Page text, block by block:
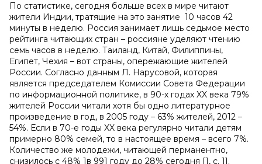
По статистике, сегодня больше всех в мире читают
жители Индии, тратящие на это занятие 10 часов 42
минуты в неделю. Россия занимает лишь седьмое место
рейтинга читающих стран – россияне уделяют чтению
семь часов в неделю. Таиланд, Китай, Филиппины,
Египет, Чехия – вот страны, опережающие жителей
России. Согласно данным Л. Нарусовой, которая
является председателем Комиссии Совета Федерации
по информационной политике, в 90-х годах XX века 79%
жителей России читали хотя бы одно литературное
произведение в год, в 2005 году – 63% жителей, 2012 –
54%. Если в 70-е годы XX века регулярно читали детям
примерно 80% семей, то в настоящее время – всего 7%.
Количество же молодежи, читающей перманентно,
снизилось с 48% 1в 991 году до 28% сегодня [1, с. 1].